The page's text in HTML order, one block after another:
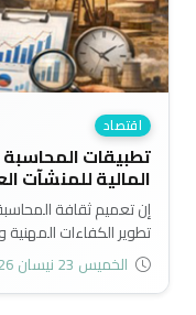
اقتصاد
تطبيقات المحاسبة
المالية للمنشآت
إن تعميم ثقافة
تطوير الكفاءات
النمو الاقتصادي
علمية ومدروسة..
الخميس 23 نيسان 2026